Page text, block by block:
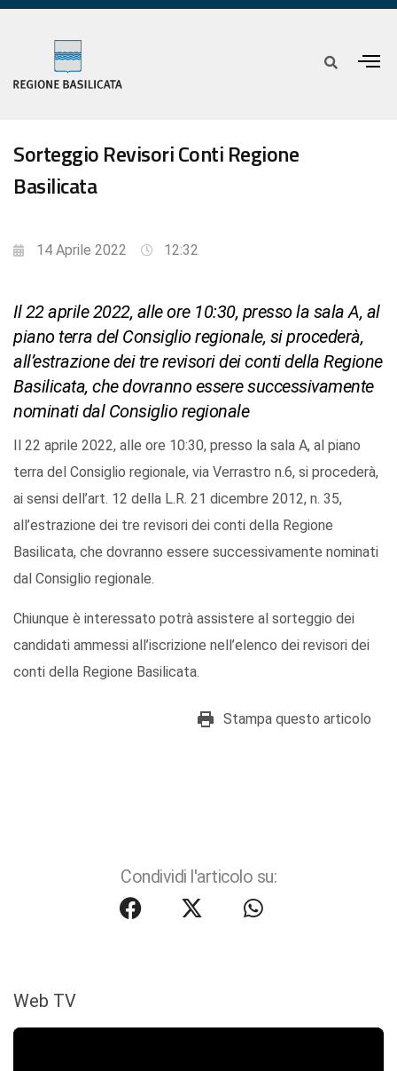
Sorteggio Revisori Conti Regione
Basilicata
14 Aprile 2022 12:32
Il 22 aprile 2022, alle ore 10:30, presso la sala A, al
piano terra del Consiglio regionale, si procederà,
all’estrazione dei tre revisori dei conti della Regione
Basilicata, che dovranno essere successivamente
nominati dal Consiglio regionale
Il 22 aprile 2022, alle ore 10:30, presso la sala A, al piano
terra del Consiglio regionale, via Verrastro n.6, si procederà,
ai sensi dell’art. 12 della L.R. 21 dicembre 2012, n. 35,
all’estrazione dei tre revisori dei conti della Regione
Basilicata, che dovranno essere successivamente nominati
dal Consiglio regionale.
Chiunque è interessato potrà assistere al sorteggio dei
candidati ammessi all’iscrizione nell’elenco dei revisori dei
conti della Regione Basilicata.
Stampa questo articolo
Condividi l'articolo su:
Web TV